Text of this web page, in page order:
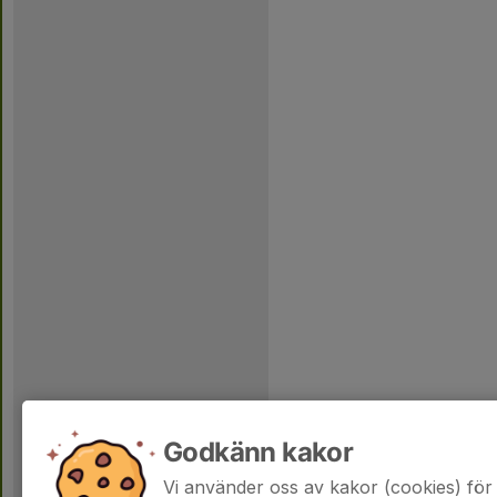
Godkänn kakor
Vi använder oss av kakor (cookies)